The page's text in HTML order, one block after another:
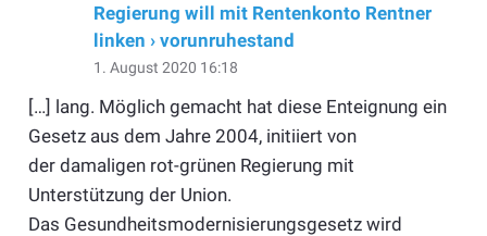
Regierung will mit Rentenkonto Rentner
linken › vorunruhestand
1. August 2020 16:18
[…] lang. Möglich gemacht hat diese Enteignung ein
Gesetz aus dem Jahre 2004, initiiert von
der damaligen rot-grünen Regierung mit
Unterstützung der Union.
Das Gesundheitsmodernisierungsgesetz wird